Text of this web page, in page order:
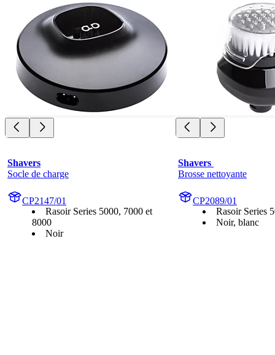
Shavers
Socle de charge
CP2147/01
Rasoir Series 5000, 7000 et
8000
Noir
Shavers
Brosse nettoyante
CP2089/01
Rasoir Series
Noir, blanc